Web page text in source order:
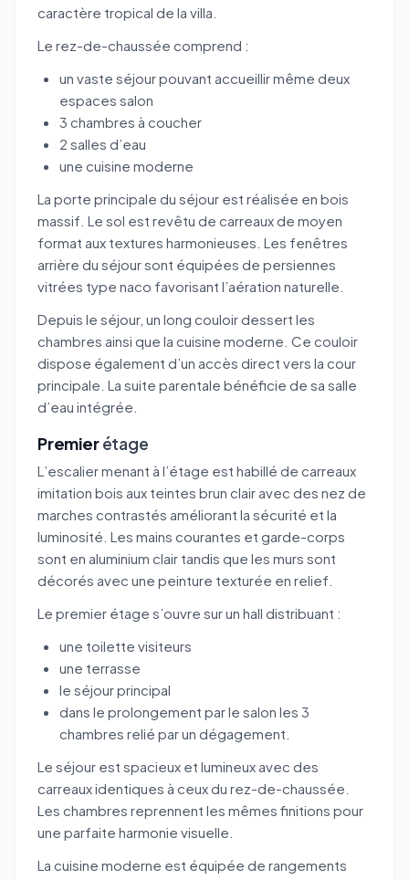
caractère tropical de la villa.
Le rez-de-chaussée comprend :
un vaste séjour pouvant accueillir même deux
espaces salon
3 chambres à coucher
2 salles d’eau
une cuisine moderne
La porte principale du séjour est réalisée en bois
massif. Le sol est revêtu de carreaux de moyen
format aux textures harmonieuses. Les fenêtres
arrière du séjour sont équipées de persiennes
vitrées type naco favorisant l’aération naturelle.
Depuis le séjour, un long couloir dessert les
chambres ainsi que la cuisine moderne. Ce couloir
dispose également d’un accès direct vers la cour
principale. La suite parentale bénéficie de sa salle
d’eau intégrée.
Premierétage
L’escalier menant à l’étage est habillé de carreaux
imitation bois aux teintes brun clair avec des nez de
marches contrastés améliorant la sécurité et la
luminosité. Les mains courantes et garde-corps
sont en aluminium clair tandis que les murs sont
décorés avec une peinture texturée en relief.
Le premier étage s’ouvre sur un hall distribuant :
une toilette visiteurs
une terrasse
le séjour principal
dans le prolongement par le salon les 3
chambres relié par un dégagement.
Le séjour est spacieux et lumineux avec des
carreaux identiques à ceux du rez-de-chaussée.
Les chambres reprennent les mêmes finitions pour
une parfaite harmonie visuelle.
La cuisine moderne est équipée de rangements